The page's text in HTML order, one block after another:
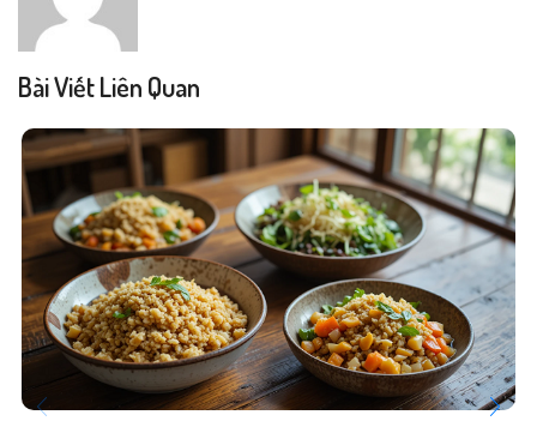
Bài Viết Liên Quan